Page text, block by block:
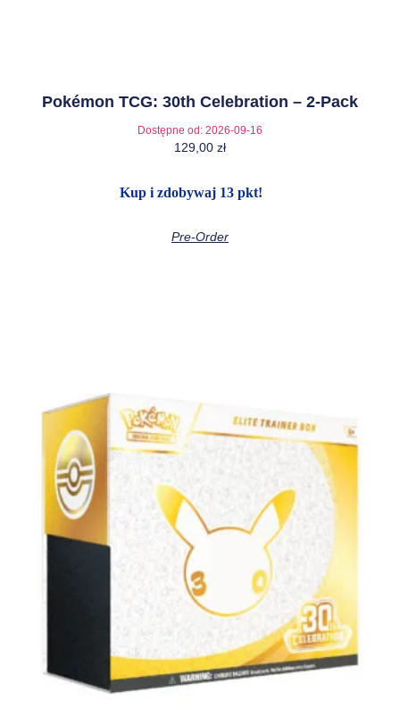
Pokémon TCG: 30th Celebration – 2-Pack
Dostępne od: 2026-09-16
129,00 zł
Kup i zdobywaj 13 pkt!
Pre-Order